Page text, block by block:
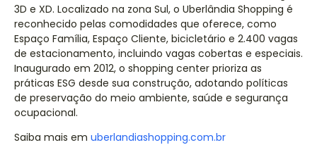
3D e XD. Localizado na zona Sul, o Uberlândia Shopping é
reconhecido pelas comodidades que oferece, como
Espaço Família, Espaço Cliente, bicicletário e 2.400 vagas
de estacionamento, incluindo vagas cobertas e especiais.
Inaugurado em 2012, o shopping center prioriza as
práticas ESG desde sua construção, adotando políticas
de preservação do meio ambiente, saúde e segurança
ocupacional.
Saiba mais em uberlandiashopping.com.br